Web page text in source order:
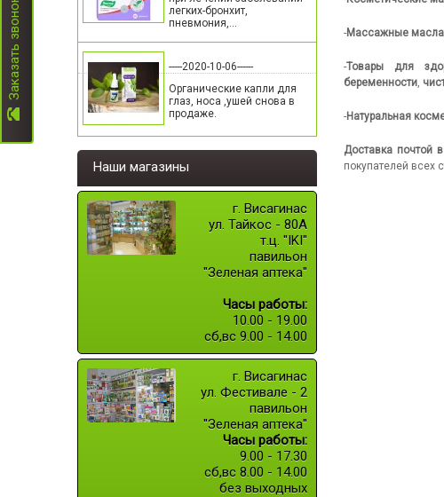
легких-бронхит,
пневмония,...
-----2020-10-06------
Органические капли для
глаз, носа ,ушей снова в
продаже.
Наши магазины
г. Висагинас
ул. Тайкос - 80А
т.ц. "IKI"
павильон
"Зеленая аптека"
Часы работы:
10.00 - 19.00
сб,вс 9.00 - 14.00
г. Висагинас
ул. Фестивале - 2
павильон
"Зеленая аптека"
Часы работы:
9.00 - 17.30
сб,вс 8.00 - 14.00
без выходных
-Массажные масла
-Товары для
беременности,
-Натуральная
Доставка почтой
покупателей всех
Заказать звонок